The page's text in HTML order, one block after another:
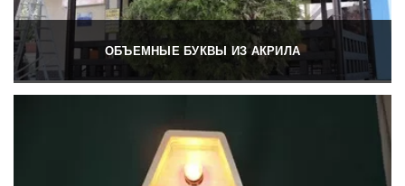
ОБЪЕМНЫЕ БУКВЫ ИЗ АКРИЛА